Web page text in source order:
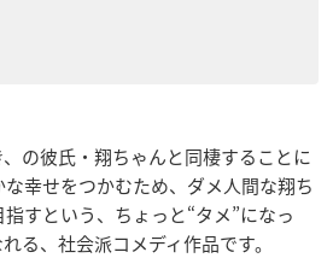
の彼氏・翔ちゃんと同棲することに
幸せをつかむため、ダメ人間な翔ち
すという、ちょっと“タメ”になっ
る、社会派コメディ作品です。